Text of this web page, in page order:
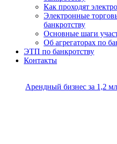
Как проходят
Электронные
банкротству
Основные шаги
Об агрегаторах по
ЭТП по банкротству
Контакты
Арендный бизнес за 1,2